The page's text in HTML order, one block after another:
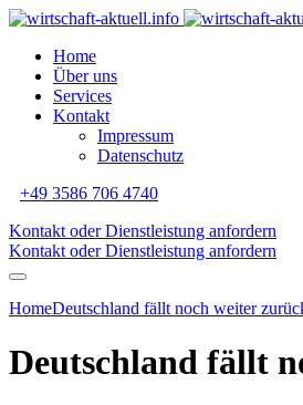
Home
Über uns
Services
Kontakt
Impressum
Datenschutz
+49 3586 706 4740
Kontakt oder Dienstleistung anfordern
Kontakt oder Dienstleistung anfordern
HomeDeutschland fällt noch weiter
Deutschland fällt